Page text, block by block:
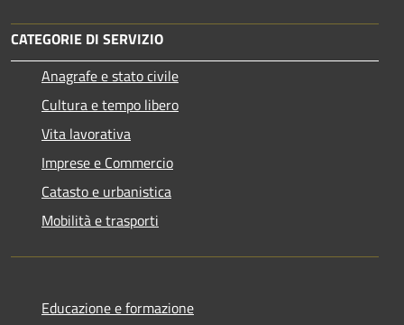
CATEGORIE DI SERVIZIO
Anagrafe e stato civile
Cultura e tempo libero
Vita lavorativa
Imprese e Commercio
Catasto e urbanistica
Mobilità e trasporti
Educazione e formazione